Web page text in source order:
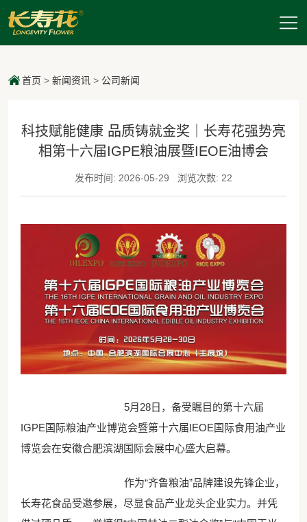
首页 > 新闻资讯> 公司新闻
科技赋能健康 品质铸就金奖｜长寿花强势亮
相第十六届IGPE粮油展暨IEOE油博会
发布时间: 2026-05-29 浏览次数: 22
5月28日，备受瞩目的第十六届
IGPE国际粮油产业博览会暨第十六届IEOE国际食用油产业
博览会在安徽合肥滨湖国际会展中心盛大启幕。
作为“齐鲁粮油”品牌建设先锋企业，
长寿花食品受邀参展，尽显食品产业龙头企业实力。并凭